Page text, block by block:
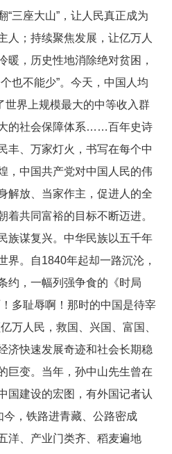
“三座大山”，让人民真正成为
人；持续聚焦发展，让亿万人
暖，历史性地消除绝对贫困，
也不能少”。今天，中国人均
世界上规模最大的中等收入群
的社会保障体系……百年史诗
丰、万家灯火，书写在每个中
，中国共产党对中国人民的伟
解放、当家作主，促进人的全
着共同富裕的目标不断迈进。
谋复兴。中华民族以五千年
界。自1840年起却一路沉沦，
约，一幅列强争食的《时局
多耻辱啊！那时的中国是待宰
万人民，救国、兴国、富国、
济快速发展奇迹和社会长期稳
巨变。当年，孙中山先生曾在
国建设的宏图，有外国记者认
今，铁路进青藏、公路密成
洋、产业门类齐、稻麦遍地